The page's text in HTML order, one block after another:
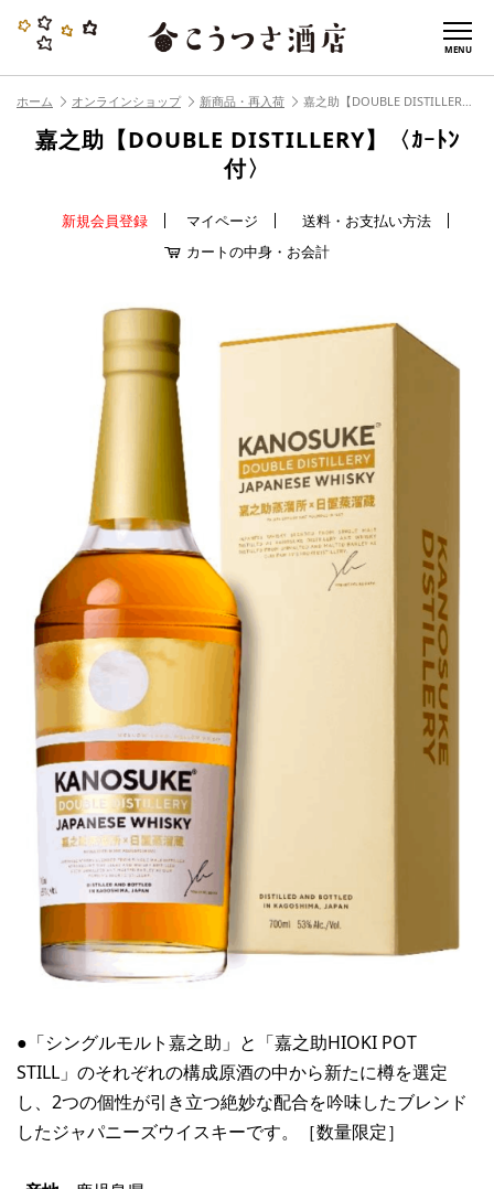
MENU
ホーム オンラインショップ 新商品・再入荷
嘉之助【DOUBLE DISTILLERY】〈ｶｰﾄﾝ
付〉
新規会員登録 マイページ
送料・お支払い方法
カートの中身・お会計
●「シングルモルト嘉之助」と「嘉之助HIOKI POT
STILL」のそれぞれの構成原酒の中から新たに樽を選定
し、2つの個性が引き立つ絶妙な配合を吟味したブレンド
したジャパニーズウイスキーです。［数量限定］